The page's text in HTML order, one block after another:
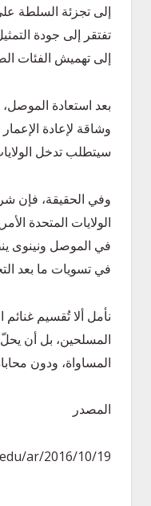
إلى تجزئة السلطة
تفتقر إلى جودة
إلى تهميش الفئات
بعد استعادة
وشاقة لإعادة
سيتطلب تدخل
وفي الحقيقة، فإن
الولايات المتحدة
في الموصل ونينوى
في تسويات ما بعد
نأمل ألا تُقسيم
المسلحين، بل أن
المساواة، ودون
المصدر
ar/2016/10/19